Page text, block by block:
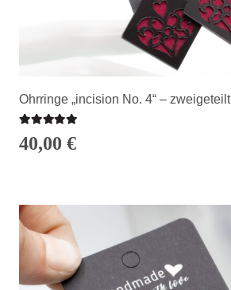
Ohrringe „incision No. 4“ – zweigeteilt
40,00 €